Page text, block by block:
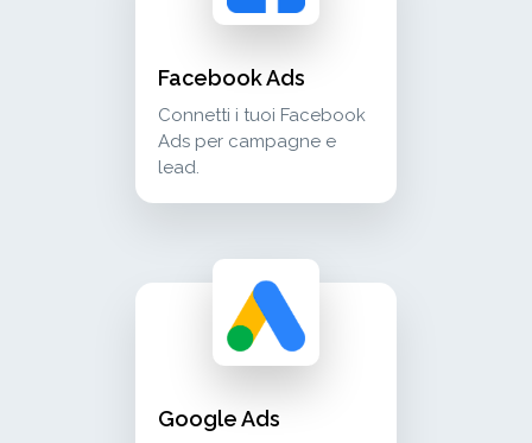
Facebook Ads
Connetti i tuoi Facebook
Ads per campagne e
lead.
google ads collega google ads per
advertising
Google Ads